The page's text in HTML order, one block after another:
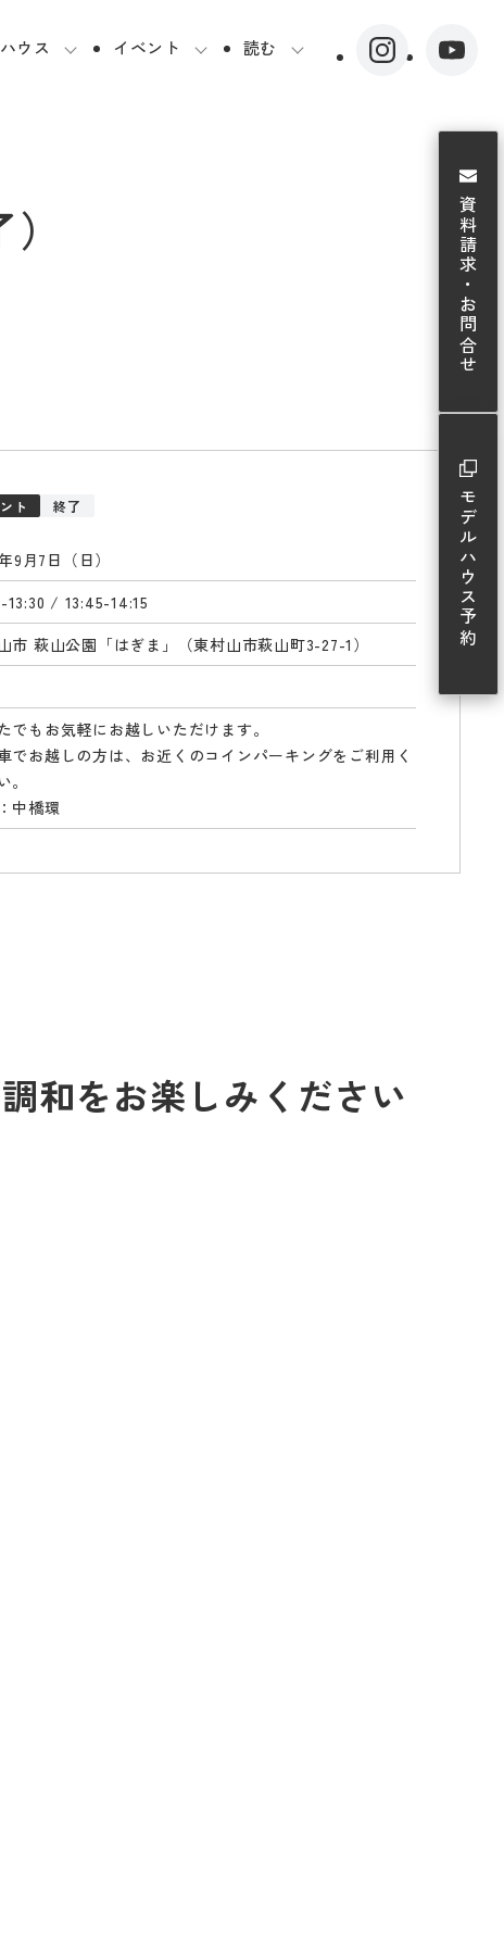
ウス イベント 読む
ト 終了
9月7日（日）
13:30 / 13:45-14:15
市 萩山公園「はぎま」（東村山市萩山町3-27-1）
でもお気軽にお越しいただけます。
でお越しの方は、お近くのコインパーキングをご利用く
。
中橋環
和をお楽しみください
資料請求・お問合せ
モデルハウス予約